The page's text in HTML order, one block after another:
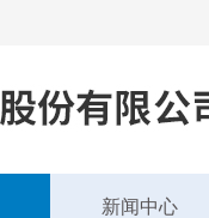
新闻中心